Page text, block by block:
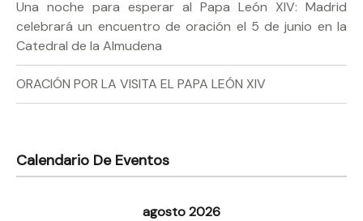
Una noche para esperar al Papa León XIV: Madrid
celebrará un encuentro de oración el 5 de junio en la
Catedral de la Almudena
ORACIÓN POR LA VISITA EL PAPA LEÓN XIV
Calendario De Eventos
agosto 2026